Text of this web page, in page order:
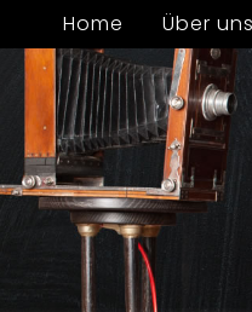
Home Über uns